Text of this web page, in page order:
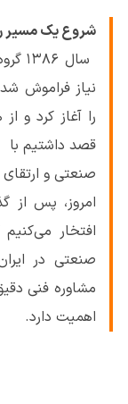
شروع یک مسیر
نیاز فراموش
را آغاز کرد و
قصد داشتیم با
صنعتی و
امروز، پس از
افتخار می‌کنیم
صنعتی در
مشاوره فنی
اهمیت دارد.